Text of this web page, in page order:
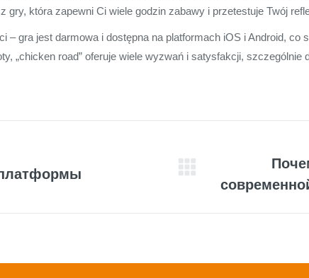
gry, która zapewni Ci wiele godzin zabawy i przetestuje Twój
– gra jest darmowa i dostępna na platformach iOS i Android,
„chicken road” oferuje wiele wyzwań i satysfakcji,